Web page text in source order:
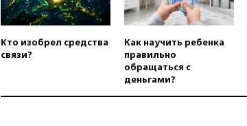
Кто изобрел средства
связи?
Как научить ребенка
правильно
обращаться с
деньгами?